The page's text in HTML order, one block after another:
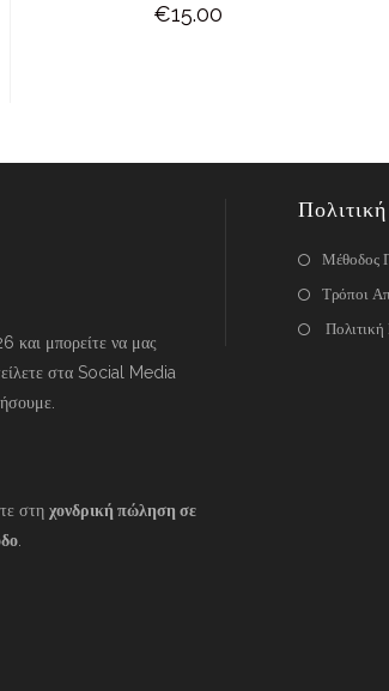
€15.00
και μπορείτε να μας
στα Social Media
στη χονδρική πώληση σε
Μέθοδος
Τρόποι